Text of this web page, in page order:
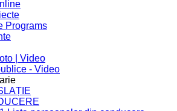
Programs
| Video
- Video